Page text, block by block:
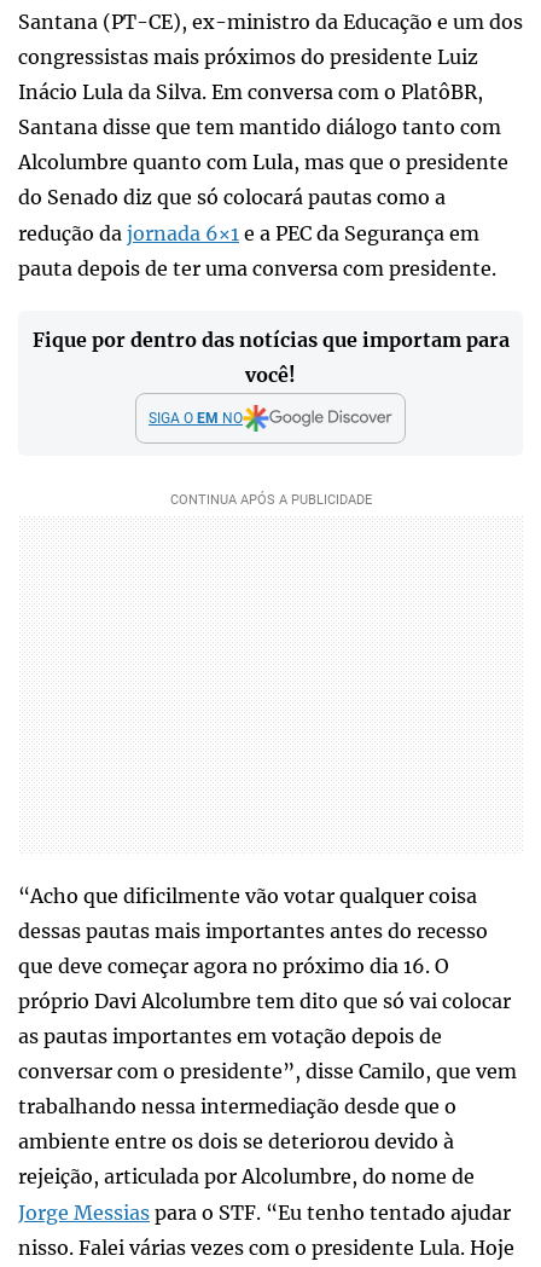
Santana (PT-CE), ex-ministro da Educação e um dos
congressistas mais próximos do presidente Luiz
Inácio Lula da Silva. Em conversa com o PlatôBR,
Santana disse que tem mantido diálogo tanto com
Alcolumbre quanto com Lula, mas que o presidente
do Senado diz que só colocará pautas como a
redução da jornada 6×1 e a PEC da Segurança em
pauta depois de ter uma conversa com presidente.
Fique por dentro das notícias que importam para
você!
SIGA O EM NO
“Acho que dificilmente vão votar qualquer coisa
dessas pautas mais importantes antes do recesso
que deve começar agora no próximo dia 16. O
próprio Davi Alcolumbre tem dito que só vai colocar
as pautas importantes em votação depois de
conversar com o presidente”, disse Camilo, que vem
trabalhando nessa intermediação desde que o
ambiente entre os dois se deteriorou devido à
rejeição, articulada por Alcolumbre, do nome de
Jorge Messias para o STF. “Eu tenho tentado ajudar
nisso. Falei várias vezes com o presidente Lula. Hoje